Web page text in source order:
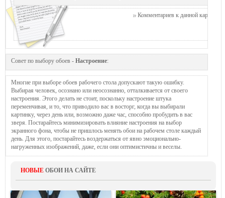
Комментариев к данной картинке
Совет по выбору обоев - Настроение:
Многие при выборе обоев рабочего стола допускают такую ошибку.
Выбирая человек, осознано или неосознанно, отталкивается от своего
настроения. Этого делать не стоит, поскольку настроение штука
переменчивая, и то, что приводило вас в восторг, когда вы выбирали
картинку, через день или, возможно даже час, способно пробудить в вас
зверя. Постарайтесь минимизировать влияние настроения на выбор
экранного фона, чтобы не пришлось менять обои на рабочем столе каждый
день. Для этого, постарайтесь воздержаться от явно эмоционально-
нагруженных изображений, даже, если они оптимистичны и веселы.
НОВЫЕ ОБОИ НА САЙТЕ